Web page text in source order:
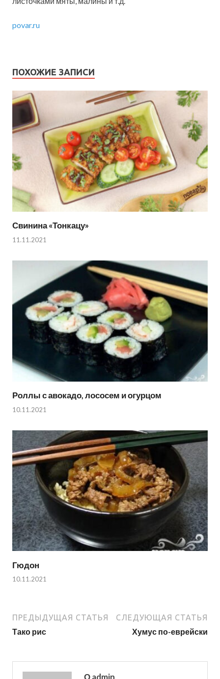
povar.ru
ПОХОЖИЕ ЗАПИСИ
Свинина «Тонкацу»
11.11.2021
Роллы с авокадо, лососем и огурцом
10.11.2021
Гюдон
10.11.2021
ПРЕДЫДУЩАЯ СТАТЬЯ
Тако рис
СЛЕДУЮЩАЯ СТАТЬЯ
Хумус по-еврейски
О admin